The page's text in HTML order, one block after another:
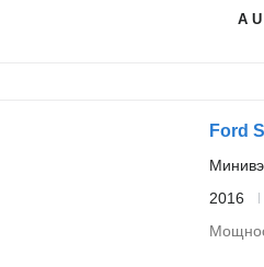
A
Ford
2016